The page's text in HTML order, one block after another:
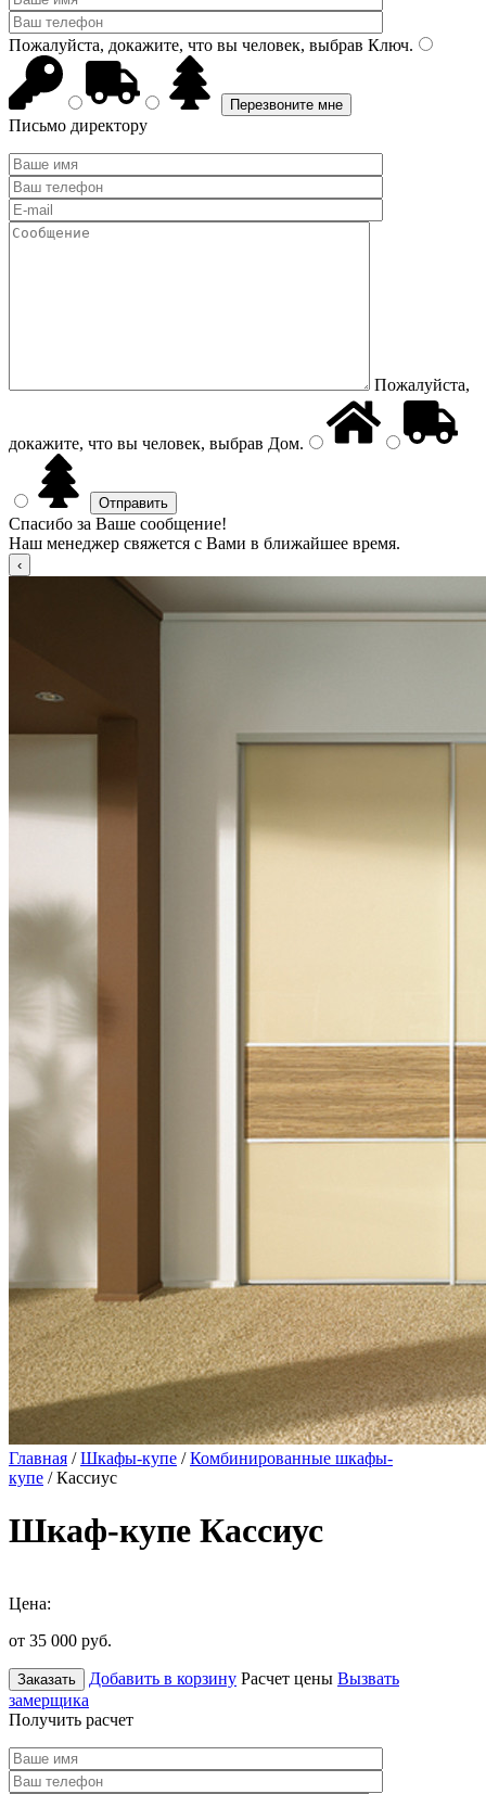
Пожалуйста, докажите, что вы человек, выбрав Ключ.
Письмо директору
Пожалуйста,
докажите, что вы человек, выбрав Дом.
Спасибо за Ваше сообщение!
Наш менеджер свяжется с Вами в ближайшее время.
Главная /Шкафы-купе /Комбинированные шкафы-
купе / Кассиус
Шкаф-купе Кассиус
Цена:
от 35 000 руб.
Заказать Добавить в корзину Расчет цены Вызвать
замерщика
Получить расчет